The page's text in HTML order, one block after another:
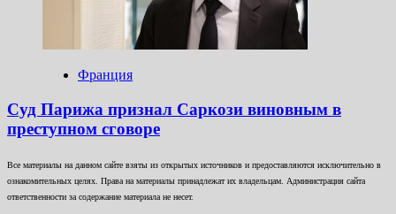
Франция
Суд Парижа признал Саркози виновным в
преступном сговоре
Все материалы на данном сайте взяты из открытых источников и предоставляются исключительно в
ознакомительных целях. Права на материалы принадлежат их владельцам. Администрация сайта
ответственности за содержание материала не несет.